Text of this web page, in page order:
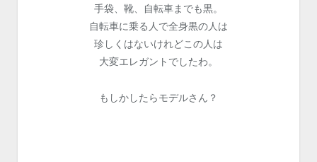
手袋、靴、自転車までも黒。
自転車に乗る人で全身黒の人は
珍しくはないけれどこの人は
大変エレガントでしたわ。
もしかしたらモデルさん？